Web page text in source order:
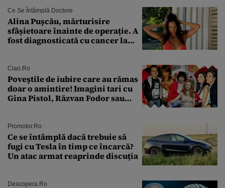
Ce Se Întâmplă Doctore
Alina Pușcău, mărturisire
sfâșietoare înainte de operație. A
fost diagnosticată cu cancer la
îmi salvez viața”
Ciao.ro
Poveştile de iubire care au rămas
doar o amintire! Imagini tari cu
Gina Pistol, Răzvan Fodor sau
Promotor.ro
Ce se întâmplă dacă trebuie să
fugi cu Tesla în timp ce încarcă?
Un atac armat reaprinde discuția
Descopera.ro